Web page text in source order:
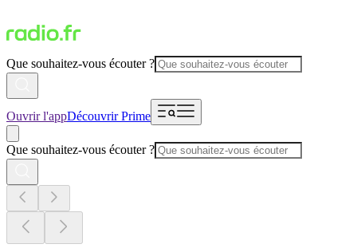
Que souhaitez-vous écouter ?
Ouvrir l'appDécouvrir Prime
Que souhaitez-vous écouter ?